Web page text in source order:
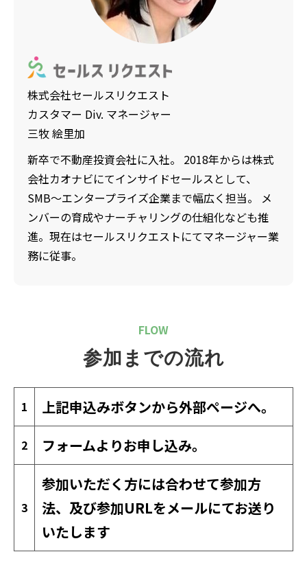
株式会社セールスリクエスト
カスタマー Div. マネージャー
三牧 絵里加
新卒で不動産投資会社に入社。 2018年からは株式
会社カオナビにてインサイドセールスとして、
SMB～エンタープライズ企業まで幅広く担当。 メ
ンバーの育成やナーチャリングの仕組化なども推
進。現在はセールスリクエストにてマネージャー業
務に従事。
FLOW
参加までの流れ
1 上記申込みボタンから外部ページへ。
2 フォームよりお申し込み。
3
参加いただく方には合わせて参加方
法、及び参加URLをメールにてお送り
いたします